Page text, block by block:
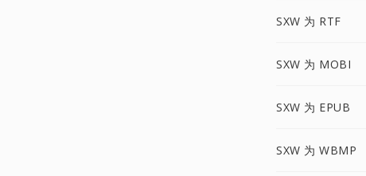
SXW 为 RTF
SXW 为 MOBI
SXW 为 EPUB
SXW 为 WBMP